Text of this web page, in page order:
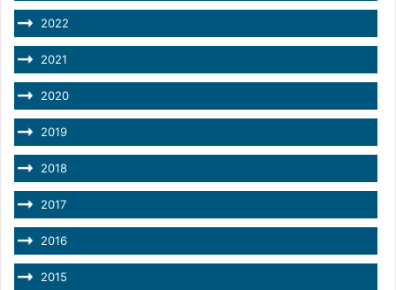
2022
2021
2020
2019
2018
2017
2016
2015